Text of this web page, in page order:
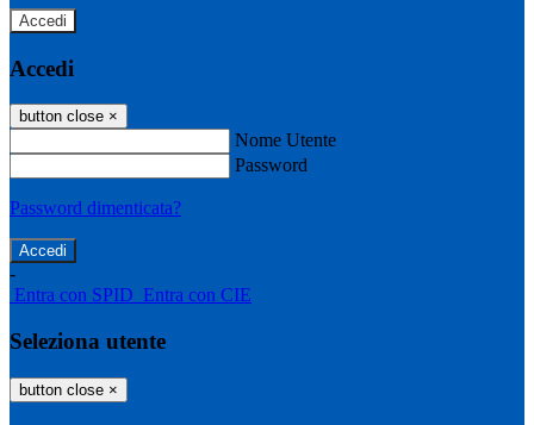
Accedi
Accedi
button close ×
Nome Utente
Password
Password dimenticata?
-
Entra con SPID Entra con CIE
Seleziona utente
button close ×